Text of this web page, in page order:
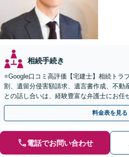
相続手続き
⭐️Google口コミ高評価【宅建士】相続トラ
割、遺留分侵害額請求、遺言書作成、不動
との話し合いは、経験豊富な弁護士にお任
重視【予約で夜間・休日対応可】【駐車場
料金表を見る
電話でお問い合わせ